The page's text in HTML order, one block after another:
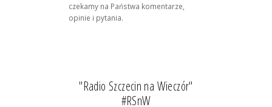
czekamy na Państwa komentarze,
opinie i pytania.
"Radio Szczecin na Wieczór"
#RSnW